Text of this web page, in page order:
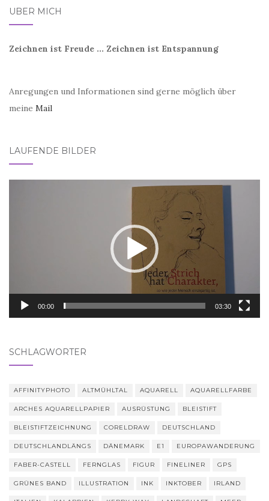
ÜBER MICH
Zeichnen ist Freude ... Zeichnen ist Entspannung
Anregungen und Informationen sind gerne möglich über
meine Mail
LAUFENDE BILDER
00:00 03:30
SCHLAGWÖRTER
AFFINITYPHOTO ALTMÜHLTAL AQUARELL AQUARELLFARBE
ARCHES AQUARELLPAPIER AUSRÜSTUNG BLEISTIFT
BLEISTIFTZEICHNUNG CORELDRAW DEUTSCHLAND
DEUTSCHLANDLÄNGS DÄNEMARK E1 EUROPAWANDERUNG
FABER-CASTELL FERNGLAS FIGUR FINELINER GPS
GRÜNES BAND ILLUSTRATION INK INKTOBER IRLAND